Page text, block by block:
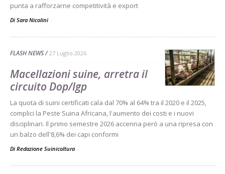
punta a rafforzarne competitività e export
Di Sara Nicolini -
FLASH NEWS 27 Luglio 2026
Macellazioni suine, arretra il
circuito Dop/Igp
La quota di suini certificati cala dal 70% al 64% tra il 2020 e il 2025,
complici la Peste Suina Africana, l'aumento dei costi e i nuovi
disciplinari. Il primo semestre 2026 accenna però a una ripresa con
un balzo dell'8,6% dei capi conformi
Di Redazione Suinicoltura -